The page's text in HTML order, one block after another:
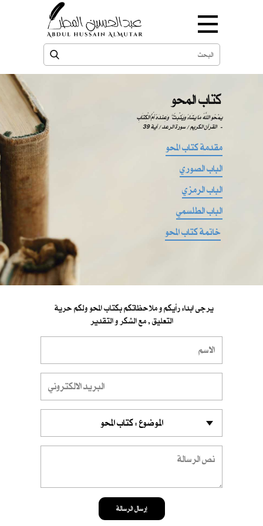
كتاب المحو
يَمْحُو اللَّهُ مَا يَشَاءُ وَيُثْبِتُ ۖ وَعِندَهُ أُمُّ الْكِتَابِ
القرآن الكريم / سورة الرعد / آية 39-
مقدمة كتاب المحو
الباب الصوري
الباب الرمزي
الباب الطلسمي
خاتمة كتاب المحو
التعليق , مع الشكر و التقدير
إرسال الرسالة